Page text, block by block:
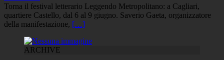
Torna il festival letterario Leggendo Metropolitano: a Cagliari,
quartiere Castello, dal 6 al 9 giugno. Saverio Gaeta, organizzatore
della manifestazione, […]
ARCHIVE